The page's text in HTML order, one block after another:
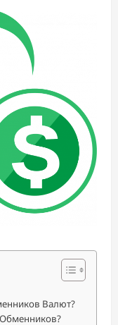
Валют?